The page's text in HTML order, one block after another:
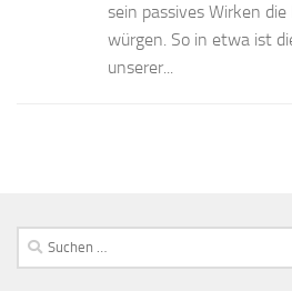
sein passives Wirken
würgen. So in etwa ist
unserer...
Suchen
nach: